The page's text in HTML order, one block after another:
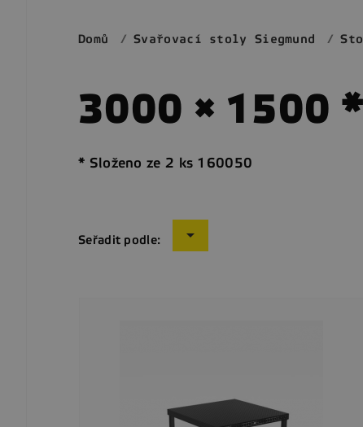
Domů Svařovací stoly Siegmund
3000 × 1500 *
* Složeno ze 2 ks 160050
Seřadit podle: 